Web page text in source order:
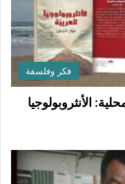
فكر وفلسفة
الأنثروبولوجيا